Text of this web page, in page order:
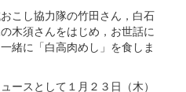
こし協力隊の竹田さん，白石
木須さんをはじめ，お世話に
緒に「白高肉めし」を食しま
ースとして１月２３日（木）